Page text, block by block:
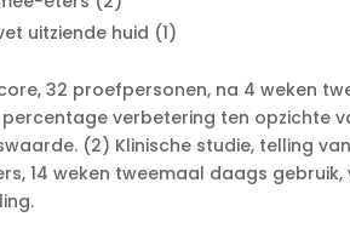
uitziende huid (1)
32 proefpersonen, na 4 weken
verbetering ten opzichte
(2) Klinische studie, telling
14 weken tweemaal daags